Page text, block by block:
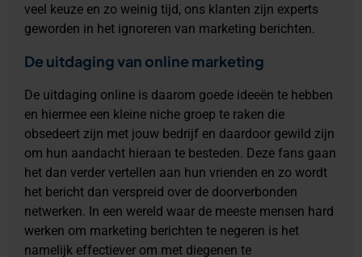
veel keuze en zo weinig tijd, ons klanten zijn experts
geworden in het ignoreren van marketing berichten.
De uitdaging van online marketing
De uitdaging online is daarom goede ideeën te hebben
en hiermee een kleine niche groep te raken die
obsedeert zijn met jouw bedrijf en daardoor gewild zijn
om hun aandacht hieraan te besteden. Deze fans gaan
het dan verder vertellen aan hun vrienden en zo wordt
het bericht dan verspreid over de doorverbonden
netwerken. In een wereld waar de meeste mensen hard
werken om marketing berichten te negeren is het
namelijk effectiever om met diegenen te